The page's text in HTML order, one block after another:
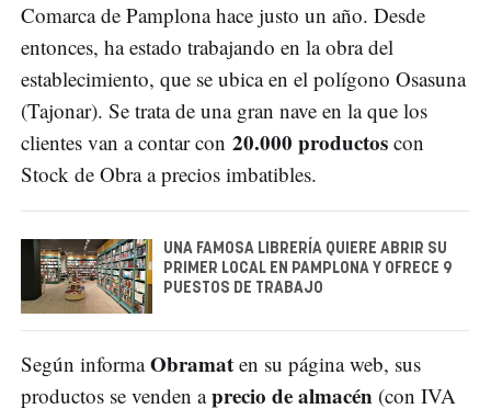
Comarca de Pamplona hace justo un año. Desde
entonces, ha estado trabajando en la obra del
establecimiento, que se ubica en el polígono Osasuna
(Tajonar). Se trata de una gran nave en la que los
clientes van a contar con 20.000 productos con
Stock de Obra a precios imbatibles.
UNA FAMOSA LIBRERÍA QUIERE ABRIR SU
PRIMER LOCAL EN PAMPLONA Y OFRECE 9
PUESTOS DE TRABAJO
Según informaObramat en su página web, sus
productos se venden aprecio de almacén (con IVA